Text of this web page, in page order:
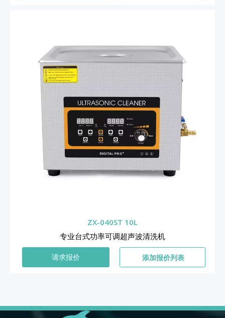
ZX-040ST 10L
专业台式功率可调超声波清洗机
请求报价 添加报价列表